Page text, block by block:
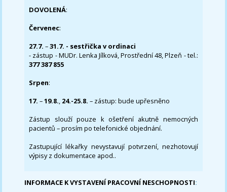
DOVOLENÁ:
Červenec:
27.7.–31.7. - sestřička v ordinaci
- zástup - MUDr. Lenka Jílková, Prostřední 48, Plzeň - tel.:
377 387 855
Srpen:
17. –19.8., 24.-25.8. – zástup: bude upřesněno
Zástup slouží pouze k ošetření akutně nemocných
pacientů – prosím po telefonické objednání.
Zastupující lékařky nevystavují potvrzení, nezhotovují
výpisy z dokumentace apod..
INFORMACE K VYSTAVENÍ PRACOVNÍ NESCHOPNOSTI: